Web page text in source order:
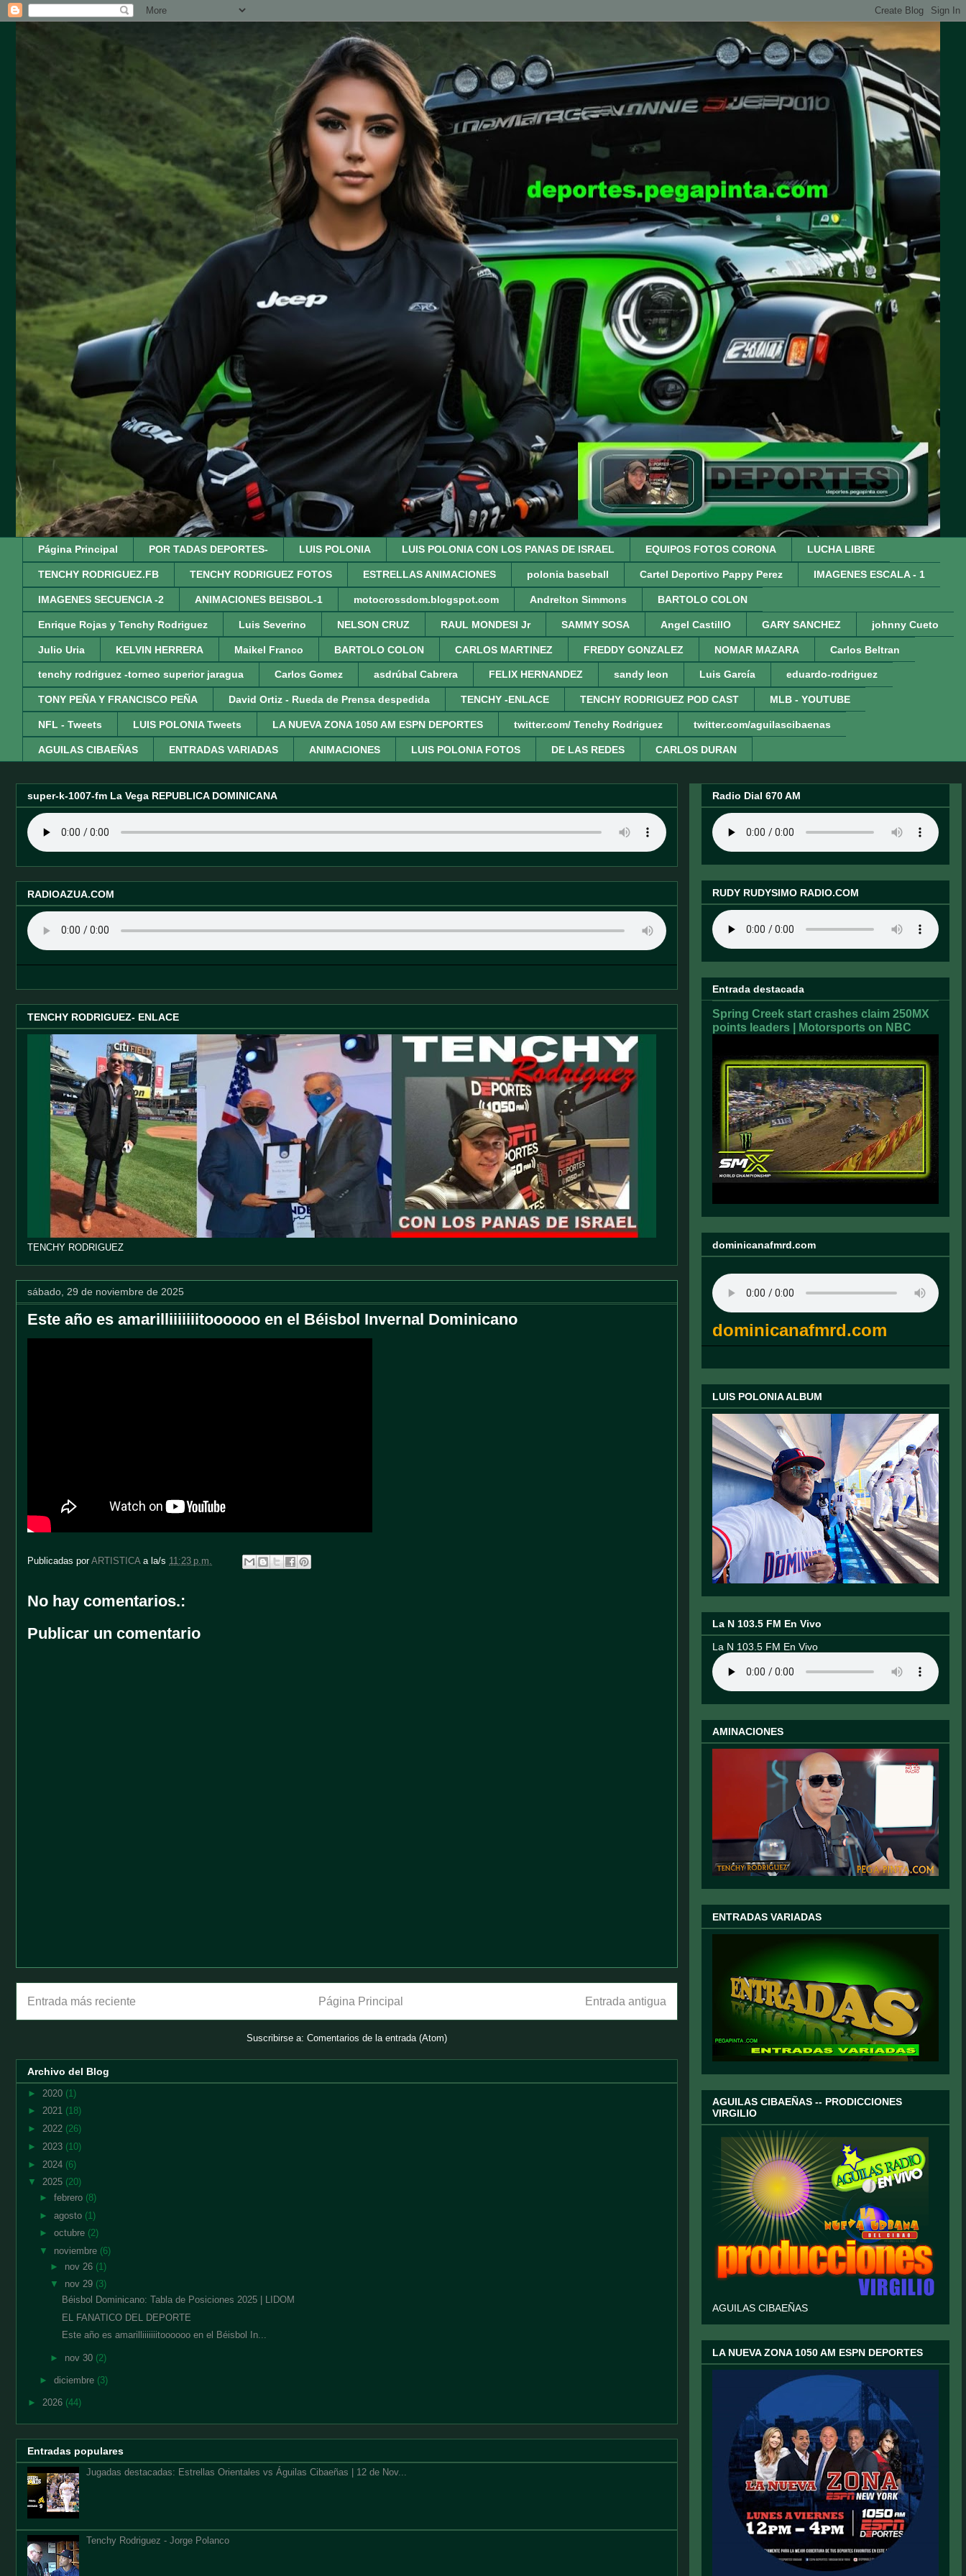
Página Principal POR TADAS DEPORTES- LUIS POLONIA LUIS POLONIA CON LOS PANAS DE ISRAEL EQUIPOS FOTOS CORONA LUCHA LIBRE
TENCHY RODRIGUEZ.FB TENCHY RODRIGUEZ FOTOS ESTRELLAS ANIMACIONES polonia baseball Cartel Deportivo Pappy Perez IMAGENES ESCALA - 1
IMAGENES SECUENCIA -2 ANIMACIONES BEISBOL-1 motocrossdom.blogspot.com Andrelton Simmons BARTOLO COLON
Enrique Rojas y Tenchy Rodriguez Luis Severino NELSON CRUZ RAUL MONDESI Jr SAMMY SOSA Angel CastillO GARY SANCHEZ johnny Cueto
Julio Uria KELVIN HERRERA Maikel Franco BARTOLO COLON CARLOS MARTINEZ FREDDY GONZALEZ NOMAR MAZARA Carlos Beltran
tenchy rodriguez -torneo superior jaragua Carlos Gomez asdrúbal Cabrera FELIX HERNANDEZ sandy leon Luis García eduardo-rodriguez
TONY PEÑA Y FRANCISCO PEÑA David Ortiz - Rueda de Prensa despedida TENCHY -ENLACE TENCHY RODRIGUEZ POD CAST MLB - YOUTUBE
NFL - Tweets LUIS POLONIA Tweets LA NUEVA ZONA 1050 AM ESPN DEPORTES twitter.com/ Tenchy Rodriguez twitter.com/aguilascibaenas
AGUILAS CIBAEÑAS ENTRADAS VARIADAS ANIMACIONES LUIS POLONIA FOTOS DE LAS REDES CARLOS DURAN
super-k-1007-fm La Vega REPUBLICA DOMINICANA
RADIOAZUA.COM
TENCHY RODRIGUEZ- ENLACE
TENCHY RODRIGUEZ
sábado, 29 de noviembre de 2025
Este año es amarilliiiiiiitoooooo en el Béisbol Invernal Dominicano
Publicadas porARTISTICA a la/s 11:23 p.m.
No hay comentarios.:
Publicar un comentario
Entrada más reciente Entrada antigua
Página Principal
Suscribirse a: Comentarios de la entrada (Atom)
Archivo del Blog
► 2020 (1)
► 2021 (18)
► 2022 (26)
► 2023 (10)
► 2024 (6)
▼ 2025 (20)
► febrero (8)
► agosto (1)
► octubre (2)
▼ noviembre (6)
► nov 26 (1)
▼ nov 29 (3)
Béisbol Dominicano: Tabla de Posiciones 2025 | LIDOM
EL FANATICO DEL DEPORTE
Este año es amarilliiiiiiitoooooo en el Béisbol In...
► nov 30 (2)
► diciembre (3)
► 2026 (44)
Entradas populares
Jugadas destacadas: Estrellas Orientales vs Águilas Cibaeñas | 12 de Nov...
Tenchy Rodriguez - Jorge Polanco
Radio Dial 670 AM
RUDY RUDYSIMO RADIO.COM
Entrada destacada
Spring Creek start crashes claim 250MX
points leaders | Motorsports on NBC
dominicanafmrd.com
dominicanafmrd.com
LUIS POLONIA ALBUM
La N 103.5 FM En Vivo
La N 103.5 FM En Vivo
AMINACIONES
ENTRADAS VARIADAS
AGUILAS CIBAEÑAS -- PRODICCIONES
VIRGILIO
AGUILAS CIBAEÑAS
LA NUEVA ZONA 1050 AM ESPN DEPORTES